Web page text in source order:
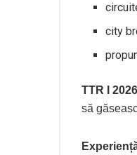
city
TTR I 2026
să